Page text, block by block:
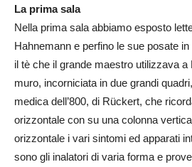
La prima sala
Nella prima sala abbiamo esposto
Hahnemann e perfino le sue posate
il tè che il grande maestro utilizzava a
muro, incorniciata in due grandi
medica dell’800, di Rückert, che
orizzontale con su una colonna
orizzontale i vari sintomi ed apparati
sono gli inalatori di varia forma e